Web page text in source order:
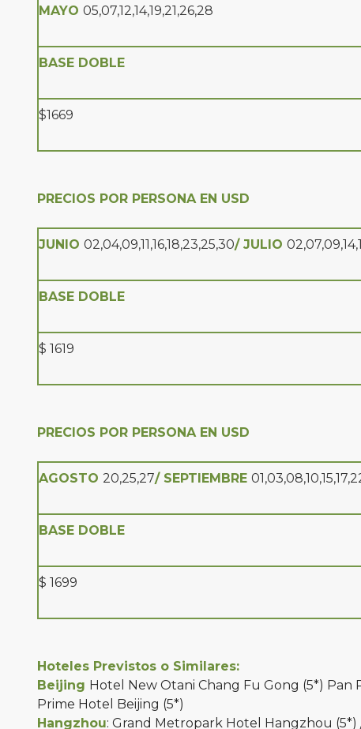
MAYO 05,07,12,14,19,21,26,28
BASE DOBLE
$1669
PRECIOS POR PERSONA EN USD
JUNIO 02,04,09,11,16,18,23,25,30/ JULIO
BASE DOBLE
$ 1619
PRECIOS POR PERSONA EN USD
AGOSTO 20,25,27/ SEPTIEMBRE
BASE DOBLE
$ 1699
Hoteles Previstos o Similares:
Beijing Hotel New Otani Chang Fu Gong (5*) Pan
Prime Hotel Beijing (5*)
Hangzhou: Grand Metropark Hotel Hangzhou